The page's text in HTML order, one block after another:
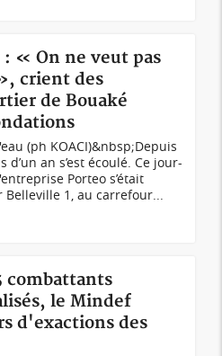
« On ne veut pas
crient des
de Bouaké
(ph KOACI)&nbsp;Depuis
d’un an s’est écoulé. Ce jour-
Porteo s’était
1, au carrefour...
combattants
le Mindef
d'exactions des